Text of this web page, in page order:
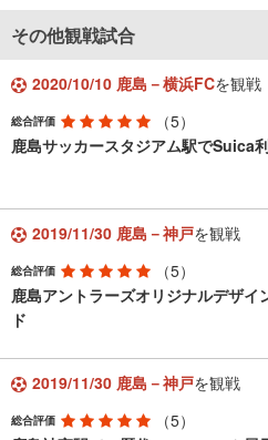
その他観戦試合
2020/10/10 鹿島－横浜FCを観戦
総合評価
（5）
鹿島サッカースタジアム駅でSuica
2019/11/30 鹿島－神戸を観戦
総合評価
（5）
鹿島アントラーズオリジナルデザイ
ド
2019/11/30 鹿島－神戸を観戦
総合評価
（5）